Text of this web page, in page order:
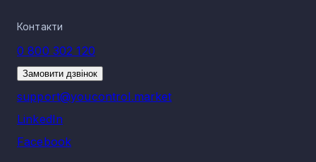
Контакти
0 800 302 120
Замовити дзвінок
support@youcontrol.market
LinkedIn
Facebook